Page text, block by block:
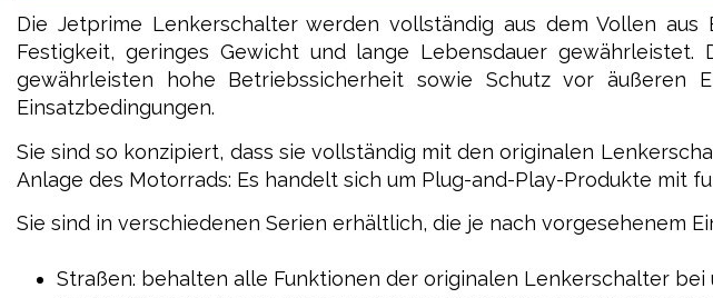
Die Jetprime Lenkerschalter werden vollständig aus dem Vollen
Festigkeit, geringes Gewicht und lange Lebensdauer
gewährleisten hohe Betriebssicherheit sowie Schutz vor äußeren
Einsatzbedingungen.
Sie sind so konzipiert, dass sie vollständig mit den originalen
Anlage des Motorrads: Es handelt sich um Plug-and-Play-Produkte mit
Sie sind in verschiedenen Serien erhältlich, die je nach vorgesehenem
Straßen: behalten alle Funktionen der originalen Lenkerschalter